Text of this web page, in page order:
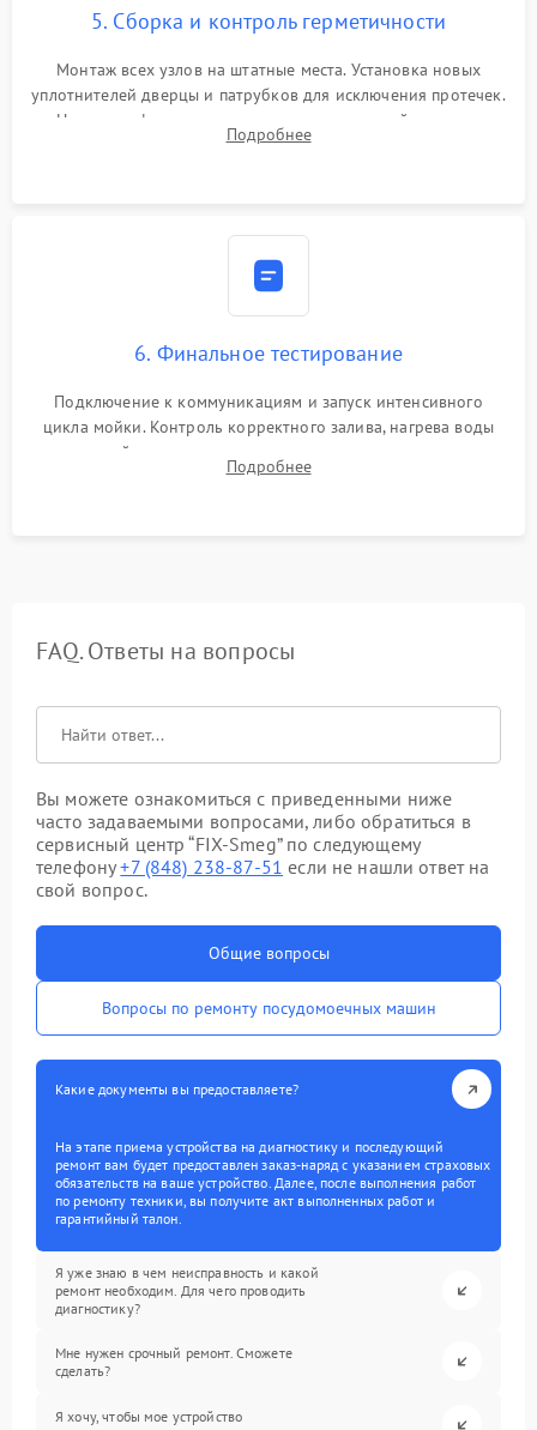
5. Сборка и контроль герметичности
Монтаж всех узлов на штатные места. Установка новых
уплотнителей дверцы и патрубков для исключения протечек.
Надежная фиксация хомутов гидравлической системы,
сборка корпуса и установка датчика поплавка.
Подробнее
6. Финальное тестирование
Подключение к коммуникациям и запуск интенсивного
цикла мойки. Контроль корректного залива, нагрева воды
до нужной температуры, отсутствия посторонних шумов,
штатного слива и абсолютной сухости в поддоне.
Подробнее
FAQ. Ответы на вопросы
Вы можете ознакомиться с приведенными ниже
часто задаваемыми вопросами, либо обратиться в
сервисный центр “FIX-Smeg” по следующему
телефону+7 (848) 238-87-51 если не нашли ответ на
свой вопрос.
Общие вопросы
Вопросы по ремонту посудомоечных машин
Какие документы вы предоставляете?
На этапе приема устройства на диагностику и последующий
ремонт вам будет предоставлен заказ-наряд с указанием страховых
обязательств на ваше устройство. Далее, после выполнения работ
по ремонту техники, вы получите акт выполненных работ и
гарантийный талон.
Я уже знаю в чем неисправность и какой
ремонт необходим. Для чего проводить
диагностику?
Мне нужен срочный ремонт. Сможете
сделать?
Я хочу, чтобы мое устройство